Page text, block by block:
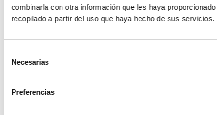
combinarla con otra información que les haya
recopilado a partir del uso que haya hecho de sus servicios.
Necesarias
Preferencias
Exosomas
El
básico